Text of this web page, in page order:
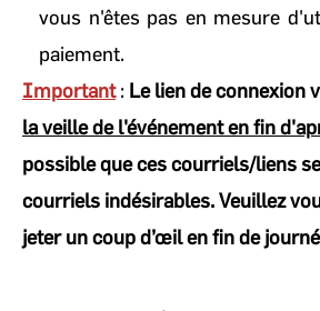
vous n'êtes pas en mesure
paiement.
Important: Le lien de connexion
la veille de l'événement en fin
possible que ces courriels/liens
courriels indésirables. Veuillez
jeter un coup d’œil en fin de